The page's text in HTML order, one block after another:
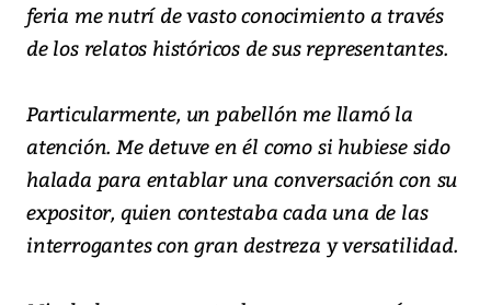
feria me nutrí de vasto conocimiento a través
de los relatos históricos de sus representantes.
Particularmente, un pabellón me llamó la
atención. Me detuve en él como si hubiese sido
halada para entablar una conversación con su
expositor, quien contestaba cada una de las
interrogantes con gran destreza y versatilidad.